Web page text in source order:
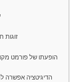
✔ 5.
✔ 1. הדיגיטציה אפשרה